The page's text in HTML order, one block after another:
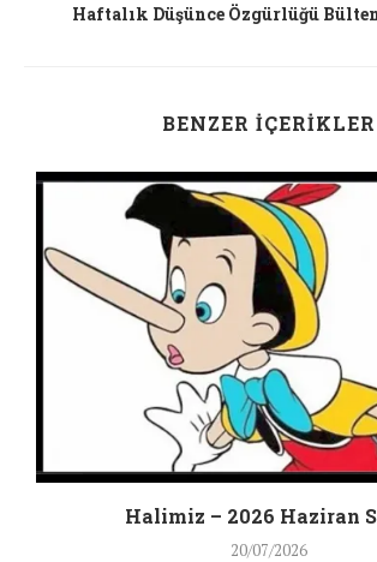
Haftalık Düşünce Özgürlüğü
BENZER İÇERIKLER
Halimiz – 2026 Haziran
20/07/2026